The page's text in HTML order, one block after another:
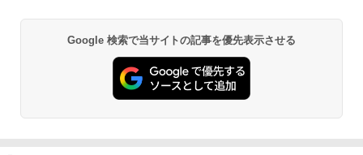
Google 検索で当サイトの記事を優先表示させる